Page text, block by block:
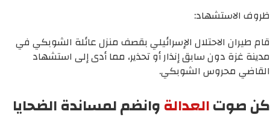
ظروف الاستشهاد:
قام طيران الاحتلال الإسرائيلي بقصف منزل عائلة الشوبكي في
مدينة غزة دون سابق إنذار أو تحذير، مما أدى إلى استشهاد
القاضي محروس الشوبكي.
كن صوتالعدالةوانضم لمساندة الضحايا